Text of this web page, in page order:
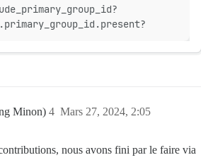
Minon) Mars 27, 2024, 2:05
4
nous avons fini par le faire via